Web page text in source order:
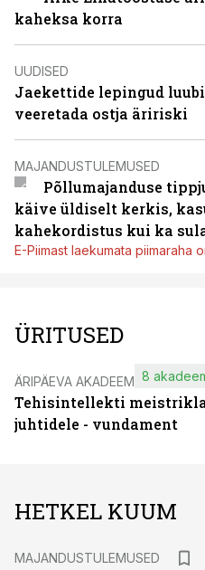
kaheksa korra
UUDISED
Jaekettide lepingud
veeretada ostja äririski
MAJANDUSTULEMUSED
Põllumajanduse
käive üldiselt kerkis,
kahekordistus kui ka
E-Piimast laekumata piimaraha
ÜRITUSED
ÄRIPÄEVA AKADEEMIA
Tehisintellekti
juhtidele - vundament
8
HETKEL KUUM
MAJANDUSTULEMUSED